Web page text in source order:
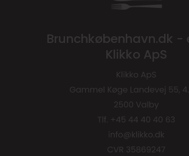
Brunchkøbenhavn.dk -
Klikko ApS